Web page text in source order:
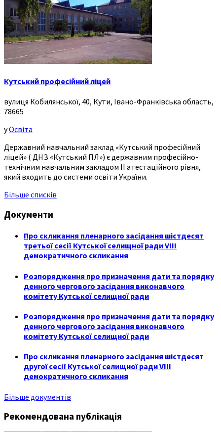
Кутський професійний ліцей
вулиця Кобилянської, 40, Кути, Івано-Франківська область,
78665
уОсвіта
Державний навчальний заклад «Кутський професійний
ліцей» ( ДНЗ «Кутський ПЛ») є державним професійно-
технічним навчальним закладом ІІ атестаційного рівня,
який входить до системи освіти України.
Більше списків
Документи
Про скликання пленарного засідання шістдесят
третьої сесії Кутської селищної ради VIII
демократичного скликання
Розпорядження про призначення дати та порядку
денного чергового засідання виконавчого
комітету Кутської селищної ради
Розпорядження про призначення дати та порядку
денного чергового засідання виконавчого
комітету Кутської селищної ради
Про скликання пленарного засідання шістдесят
другої сесії Кутської селищної ради VIII
демократичного скликання
Більше документів
Рекомендована публікація